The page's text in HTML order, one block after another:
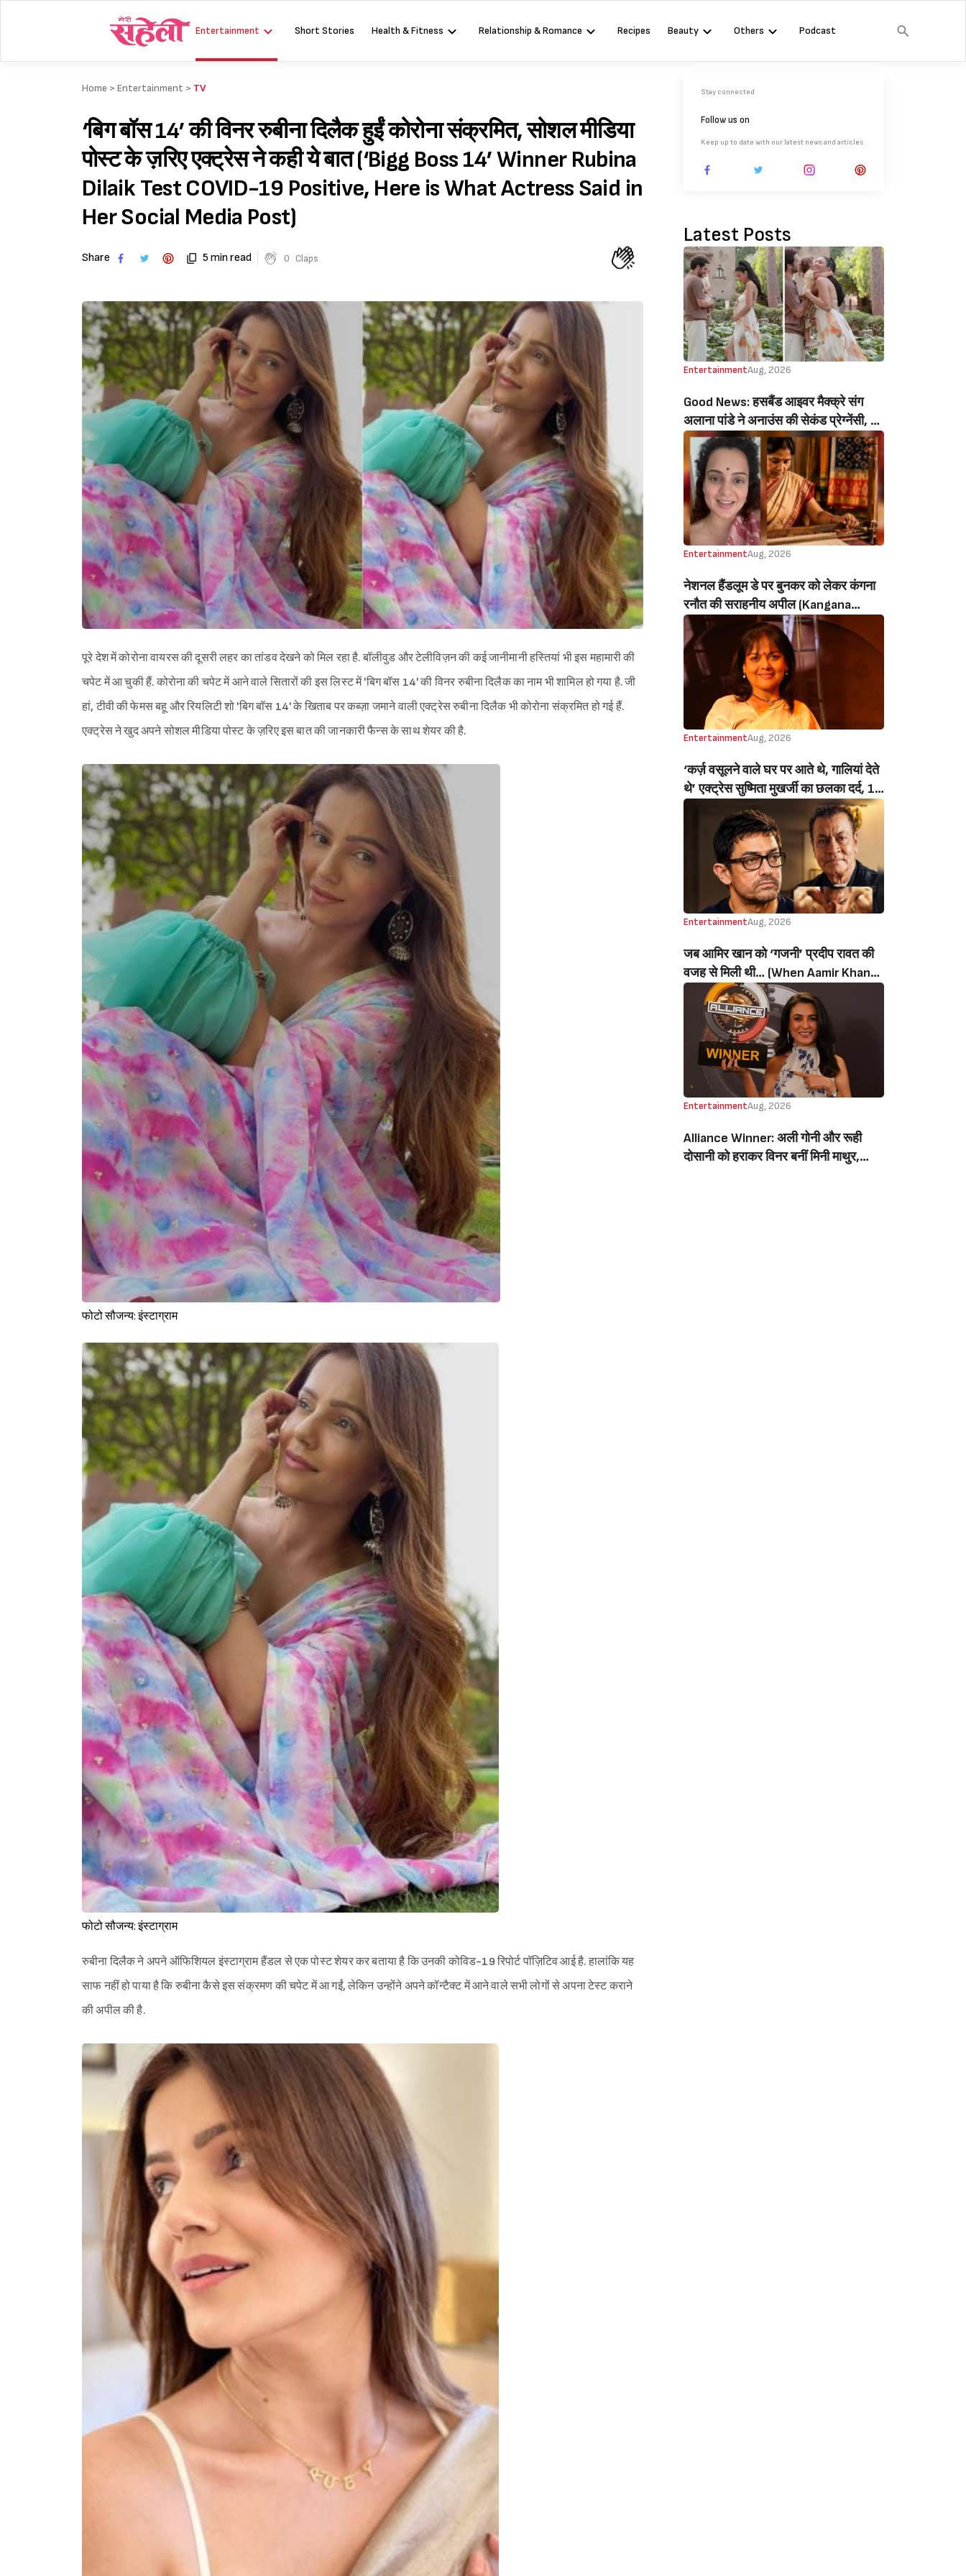
Entertainment Short Stories Health & Fitness Relationship & Romance Recipes Beauty Others Podcast
Home > Entertainment > TV
‘बिग बॉस 14’ की विनर रुबीना दिलैक हुईं कोरोना संक्रमित, सोशल मीडिया
पोस्ट के ज़रिए एक्ट्रेस ने कही ये बात (‘Bigg Boss 14’ Winner Rubina
Dilaik Test COVID-19 Positive, Here is What Actress Said in
Her Social Media Post)
Share 5 min read 0 Claps
पूरे देश में कोरोना वायरस की दूसरी लहर का तांडव देखने को मिल रहा है. बॉलीवुड और टेलीविज़न की कई जानीमानी हस्तियां भी इस महामारी की
चपेट में आ चुकी हैं. कोरोना की चपेट में आने वाले सितारों की इस लिस्ट में 'बिग बॉस 14' की विनर रुबीना दिलैक का नाम भी शामिल हो गया है. जी
हां, टीवी की फेमस बहू और रियलिटी शो 'बिग बॉस 14' के खिताब पर कब्ज़ा जमाने वाली एक्ट्रेस रुबीना दिलैक भी कोरोना संक्रमित हो गई हैं.
एक्ट्रेस ने खुद अपने सोशल मीडिया पोस्ट के ज़रिए इस बात की जानकारी फैन्स के साथ शेयर की है.
फोटो सौजन्य: इंस्टाग्राम
फोटो सौजन्य: इंस्टाग्राम
रुबीना दिलैक ने अपने ऑफिशियल इंस्टाग्राम हैंडल से एक पोस्ट शेयर कर बताया है कि उनकी कोविड-19 रिपोर्ट पॉज़िटिव आई है. हालांकि यह
साफ नहीं हो पाया है कि रुबीना कैसे इस संक्रमण की चपेट में आ गईं, लेकिन उन्होंने अपने कॉन्टैक्ट में आने वाले सभी लोगों से अपना टेस्ट कराने
की अपील की है.
Stay connected
Follow us on
Keep up to date with our latest news and articles.
Latest Posts
EntertainmentAug, 2026
Good News: हसबैंड आइवर मैक्क्रे संग
अलाना पांडे ने अनाउंस की सेकंड प्रेग्नेंसी, बेटे
रिवर संग शेयर किया क्यूटेस्ट वीडियो
(Alanna Panday Announces Second
Pregnancy With Husband Ivor
Mccray, Shares Cutest Video With
Son River)
EntertainmentAug, 2026
नेशनल हैंडलूम डे पर बुनकर को लेकर कंगना
रनौत की सराहनीय अपील (Kangana
Ranaut’s Commendable Appeal
Regarding Weavers On National
Handloom Day)
EntertainmentAug, 2026
‘कर्ज़ वसूलने वाले घर पर आते थे, गालियां देते
थे’ एक्ट्रेस सुष्मिता मुखर्जी का छलका दर्द, 1
करोड़ का कर्ज उतारने के लिए करनी पड़ी थी
C ग्रेड फिल्में, बोलीं- ‘मैंने अपनी आत्मा बेच दी
थी’ (‘I Sold My Soul’ Actress
Sushmita Mukherjee Recalls Doing
C-Grade Films To Pay Loan)
EntertainmentAug, 2026
जब आमिर खान को ‘गजनी’ प्रदीप रावत की
वजह से मिली थी… (When Aamir Khan
Got ‘Ghajini’ Because Of Pradeep
Rawat)
EntertainmentAug, 2026
Alliance Winner: अली गोनी और रूही
दोसानी को हराकर विनर बनीं मिनी माथुर,